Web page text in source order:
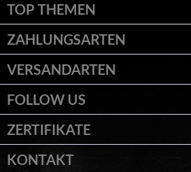
TOP THEMEN
ZAHLUNGSARTEN
VERSANDARTEN
FOLLOW US
ZERTIFIKATE
KONTAKT